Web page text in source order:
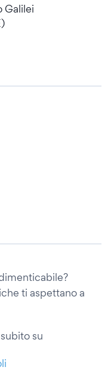
Galilei
ti aspettano a
su